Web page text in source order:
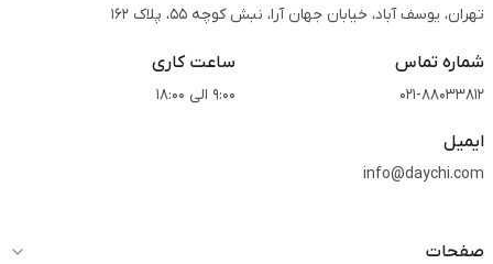
تهران، یوسف آباد، خیابان جهان آرا، نبش کوچه 55، پلاک 162
شماره تماس
021-88033812
ساعت کاری
9:00 الی 18:00
ایمیل
info@daychi.com
صفحات